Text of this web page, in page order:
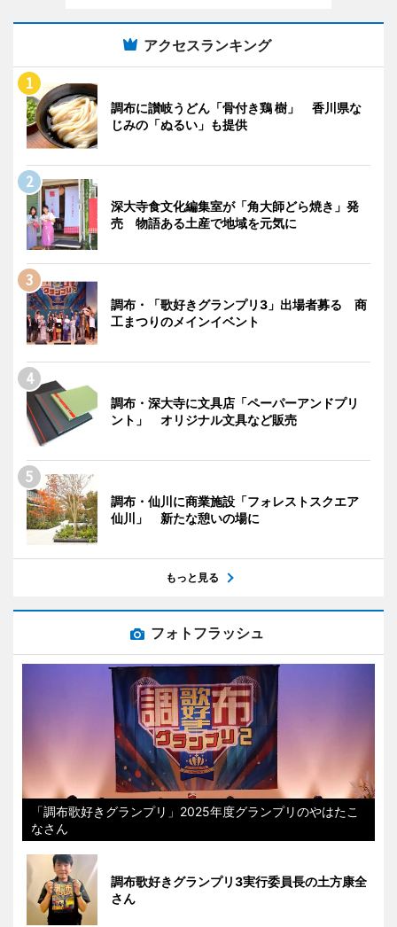
アクセスランキング
調布に讃岐うどん「骨付き鶏 樹」 香川県な
じみの「ぬるい」も提供
深大寺食文化編集室が「角大師どら焼き」発
売 物語ある土産で地域を元気に
調布・「歌好きグランプリ3」出場者募る 商
工まつりのメインイベント
調布・深大寺に文具店「ペーパーアンドプリ
ント」 オリジナル文具など販売
調布・仙川に商業施設「フォレストスクエア
仙川」 新たな憩いの場に
もっと見る
フォトフラッシュ
「調布歌好きグランプリ」2025年度グランプリのやはたこ
なさん
調布歌好きグランプリ3実行委員長の土方康全
さん